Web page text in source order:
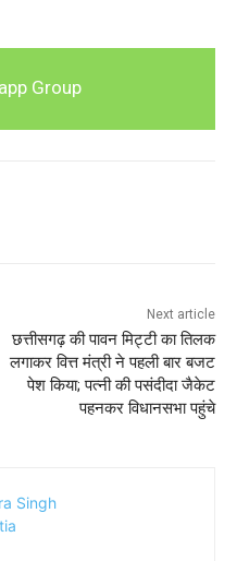
Group
Next article
छत्तीसगढ़ की पावन मिट्टी का तिलक
लगाकर वित्त मंत्री ने पहली बार बजट
पेश किया; पत्नी की पसंदीदा जैकेट
पहनकर विधानसभा पहुंचे